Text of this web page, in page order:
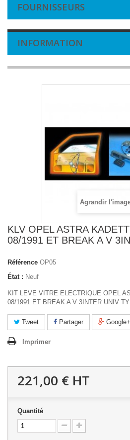
FOURNISSEURS
INFORMATION
Agrandir
KLV OPEL ASTRA
08/1991 ET BREAK A V
Référence OP05
État : Neuf
KIT LEVE VITRE ELECTRIQUE OPEL
08/1991 ET BREAK A V 3INTER UNIV
Tweet Partager Google+
Imprimer
221,00 € HT
Quantité